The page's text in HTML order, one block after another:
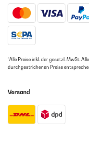
*Alle Preise inkl. der gesetzl. MwSt.
durchgestrichenen Preise
Versand